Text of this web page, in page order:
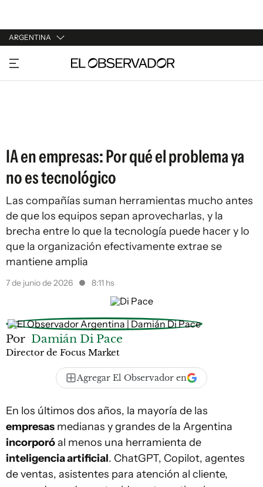
ARGENTINA
URUGUAY
ARGENTINA
IA en empresas: Por qué el problema ya
no es tecnológico
Las compañías suman herramientas mucho antes
de que los equipos sepan aprovecharlas, y la
brecha entre lo que la tecnología puede hacer y lo
que la organización efectivamente extrae se
mantiene amplia
7 de junio de 2026 8:11 hs
Por Damián Di Pace
Director de Focus Market
Agregar El Observador en
En los últimos dos años, la mayoría de las
empresas medianas y grandes de la Argentina
incorporóal menos una herramienta de
inteligencia artificial. ChatGPT, Copilot, agentes
de ventas, asistentes para atención al cliente,